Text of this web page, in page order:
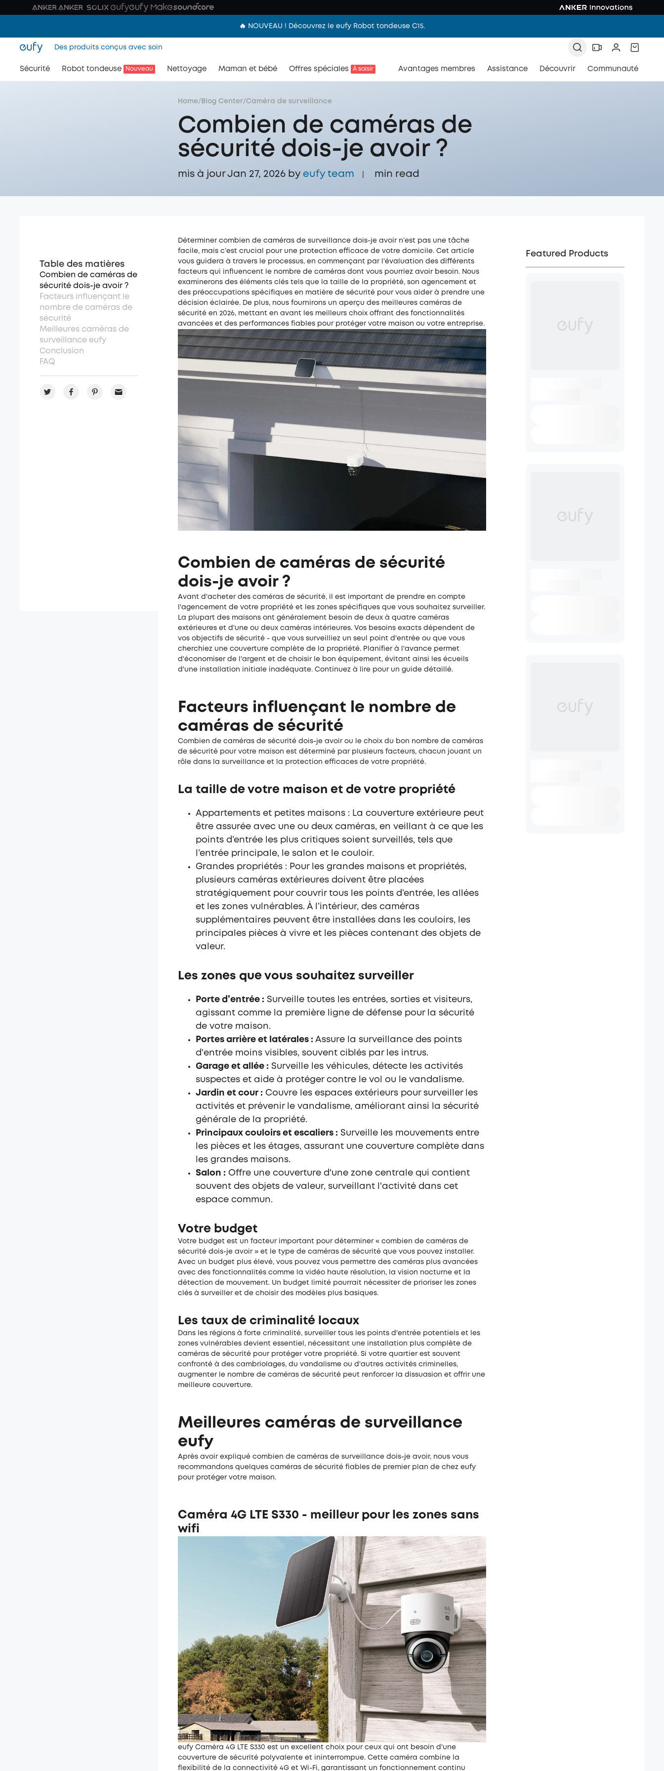
🔥 NOUVEAU ! Découvrez le eufy Robot tondeuse C15.
Des produits conçus avec soin
Sécurité Robot tondeuse Nouveau Nettoyage Maman et bébé Offres spéciales À saisir Avantages membres Assistance Découvrir Communauté
Home/ Blog Center/Caméra de surveillance
Combien de caméras de
sécurité dois-je avoir ?
mis à jour Jan 27, 2026 by eufy team min read
Déterminer combien de caméras de surveillance dois-je avoir n’est pas une tâche
facile, mais c’est crucial pour une protection efficace de votre domicile. Cet article
vous guidera à travers le processus, en commençant par l'évaluation des différents
facteurs qui influencent le nombre de caméras dont vous pourriez avoir besoin. Nous
examinerons des éléments clés tels que la taille de la propriété, son agencement et
des préoccupations spécifiques en matière de sécurité pour vous aider à prendre une
décision éclairée. De plus, nous fournirons un aperçu des meilleures caméras de
sécurité en 2026, mettant en avant les meilleurs choix offrant des fonctionnalités
avancées et des performances fiables pour protéger votre maison ou votre entreprise.
Combien de caméras de sécurité
dois-je avoir ?
Avant d'acheter des caméras de sécurité, il est important de prendre en compte
l'agencement de votre propriété et les zones spécifiques que vous souhaitez surveiller.
La plupart des maisons ont généralement besoin de deux à quatre caméras
extérieures et d'une ou deux caméras intérieures. Vos besoins exacts dépendent de
vos objectifs de sécurité - que vous surveilliez un seul point d'entrée ou que vous
cherchiez une couverture complète de la propriété. Planifier à l'avance permet
d'économiser de l'argent et de choisir le bon équipement, évitant ainsi les écueils
d'une installation initiale inadéquate. Continuez à lire pour un guide détaillé.
Facteurs influençant le nombre de
caméras de sécurité
Combien de caméras de sécurité dois-je avoir ou le choix du bon nombre de caméras
de sécurité pour votre maison est déterminé par plusieurs facteurs, chacun jouant un
rôle dans la surveillance et la protection efficaces de votre propriété.
La taille de votre maison et de votre propriété
Appartements et petites maisons : La couverture extérieure peut
être assurée avec une ou deux caméras, en veillant à ce que les
points d’entrée les plus critiques soient surveillés, tels que
l’entrée principale, le salon et le couloir.
Grandes propriétés : Pour les grandes maisons et propriétés,
plusieurs caméras extérieures doivent être placées
stratégiquement pour couvrir tous les points d’entrée, les allées
et les zones vulnérables. À l’intérieur, des caméras
supplémentaires peuvent être installées dans les couloirs, les
principales pièces à vivre et les pièces contenant des objets de
valeur.
Les zones que vous souhaitez surveiller
Porte d’entrée : Surveille toutes les entrées, sorties et visiteurs,
agissant comme la première ligne de défense pour la sécurité
de votre maison.
Portes arrière et latérales : Assure la surveillance des points
d'entrée moins visibles, souvent ciblés par les intrus.
Garage et allée : Surveille les véhicules, détecte les activités
suspectes et aide à protéger contre le vol ou le vandalisme.
Jardin et cour : Couvre les espaces extérieurs pour surveiller les
activités et prévenir le vandalisme, améliorant ainsi la sécurité
générale de la propriété.
Principaux couloirs et escaliers : Surveille les mouvements entre
les pièces et les étages, assurant une couverture complète dans
les grandes maisons.
Salon : Offre une couverture d'une zone centrale qui contient
souvent des objets de valeur, surveillant l'activité dans cet
espace commun.
Votre budget
Votre budget est un facteur important pour déterminer « combien de caméras de
sécurité dois-je avoir » et le type de caméras de sécurité que vous pouvez installer.
Avec un budget plus élevé, vous pouvez vous permettre des caméras plus avancées
avec des fonctionnalités comme la vidéo haute résolution, la vision nocturne et la
détection de mouvement. Un budget limité pourrait nécessiter de prioriser les zones
clés à surveiller et de choisir des modèles plus basiques.
Les taux de criminalité locaux
Dans les régions à forte criminalité, surveiller tous les points d'entrée potentiels et les
zones vulnérables devient essentiel, nécessitant une installation plus complète de
caméras de sécurité pour protéger votre propriété. Si votre quartier est souvent
confronté à des cambriolages, du vandalisme ou d'autres activités criminelles,
augmenter le nombre de caméras de sécurité peut renforcer la dissuasion et offrir une
meilleure couverture.
Meilleures caméras de surveillance
eufy
Après avoir expliqué combien de caméras de surveillance dois-je avoir, nous vous
recommandons quelques caméras de sécurité fiables de premier plan de chez eufy
pour protéger votre maison.
Caméra 4G LTE S330 - meilleur pour les zones sans
wifi
eufy Caméra 4G LTE S330 est un excellent choix pour ceux qui ont besoin d'une
couverture de sécurité polyvalente et ininterrompue. Cette caméra combine la
flexibilité de la connectivité 4G et Wi-Fi, garantissant un fonctionnement continu
Table des matières
Combien de caméras de
sécurité dois-je avoir ?
Facteurs influençant le
nombre de caméras de
sécurité
Meilleures caméras de
surveillance eufy
Conclusion
FAQ
Featured Products